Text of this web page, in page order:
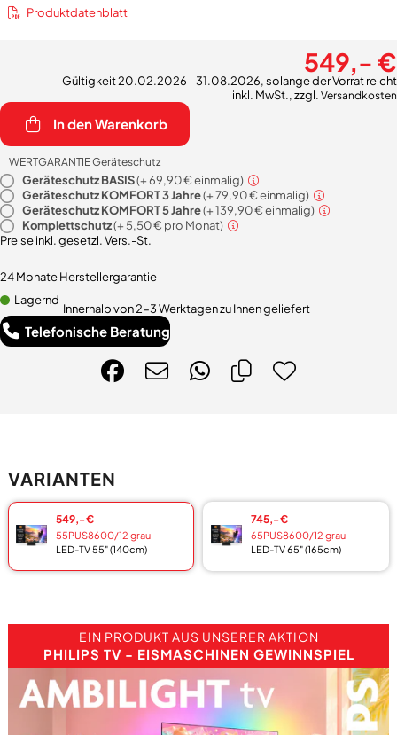
Produktdatenblatt
549,- €
Gültigkeit 20.02.2026 - 31.08.2026, solange der Vorrat reicht
inkl. MwSt., zzgl. Versandkosten
In den Warenkorb
WERTGARANTIE Geräteschutz
Geräteschutz BASIS(+69,90 €einmalig)
Geräteschutz KOMFORT 3 Jahre(+79,90 €einmalig)
Geräteschutz KOMFORT 5 Jahre(+139,90 €einmalig)
Komplettschutz(+5,50 €pro Monat)
Preise inkl. gesetzl. Vers.-St.
24 Monate Herstellergarantie
Lagernd
Innerhalb von 2-3 Werktagen zu Ihnen geliefert
Telefonische Beratung
VARIANTEN
549,- €
55PUS8600/12 grau
LED-TV 55" (140cm)
745,- €
65PUS8600/12 grau
LED-TV 65" (165cm)
EIN PRODUKT AUS UNSERER AKTION
PHILIPS TV - EISMASCHINEN GEWINNSPIEL